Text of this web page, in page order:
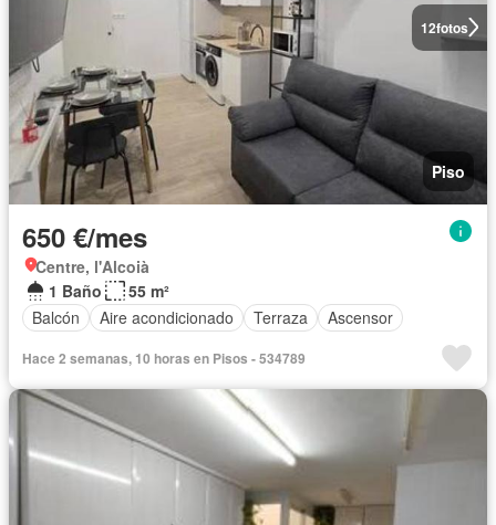
12fotos
Piso
650 €/mes
Centre, l'Alcoià
1 Baño
55 m²
Balcón
Aire acondicionado Terraza Ascensor
Hace 2 semanas, 10 horas en Pisos - 534789